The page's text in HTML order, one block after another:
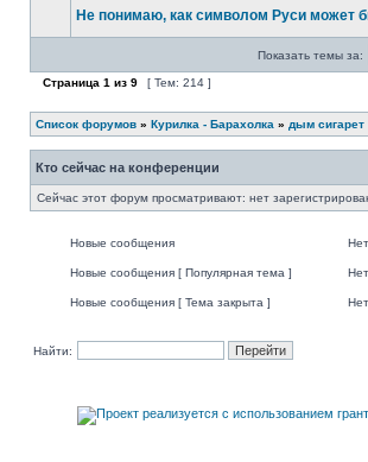
Не понимаю, как символом Руси может
Показать темы за:
Страница 1 из 9 [ Тем: 214 ]
Список форумов » Курилка - Барахолка » дым сигарет
Кто сейчас на конференции
Сейчас этот форум просматривают: нет
Новые сообщения
Новые сообщения [ Популярная тема ]
Новые сообщения [ Тема закрыта ]
Найти: